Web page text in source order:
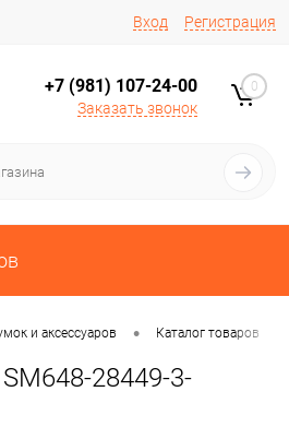
Вход Регистрация
+7 (981) 107-24-00
Заказать звонок
0
и аксессуаров • Каталог товаров
28449-3-